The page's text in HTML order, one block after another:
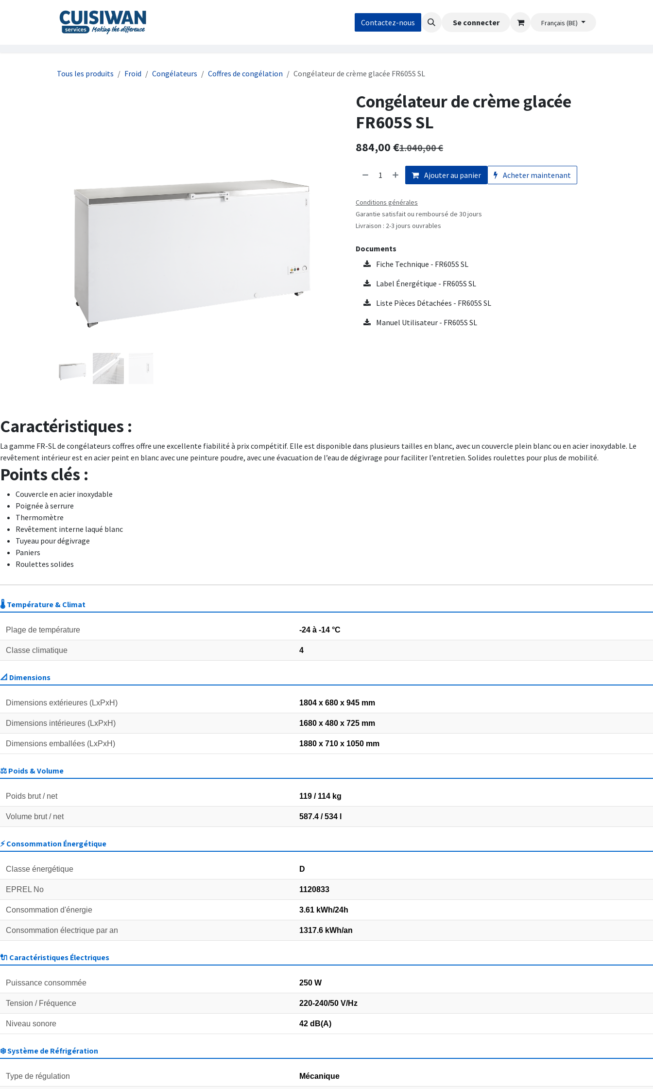
Contact / Demande de devis Boutique
Contactez-nous Se connecter Français (BE)
Tous les produits Froid Congélateurs Coffres de congélation Congélateur de crème glacée FR605S SL
Congélateur de crème glacée
FR605S SL
884,00€1.040,00€
Ajouter au panier Acheter maintenant
Conditions générales
Garantie satisfait ou remboursé de 30 jours
Livraison : 2-3 jours ouvrables
Documents
Fiche Technique - FR605S SL
Label Énergétique - FR605S SL
Liste Pièces Détachées - FR605S SL
Manuel Utilisateur - FR605S SL
Caractéristiques :
La gamme FR-SL de congélateurs coffres offre une excellente fiabilité à prix compétitif. Elle est disponible dans plusieurs tailles en blanc, avec un couvercle plein blanc ou en acier inoxydable. Le
revêtement intérieur est en acier peint en blanc avec une peinture poudre, avec une évacuation de l’eau de dégivrage pour faciliter l’entretien. Solides roulettes pour plus de mobilité.
Points clés :
Couvercle en acier inoxydable
Poignée à serrure
Thermomètre
Revêtement interne laqué blanc
Tuyeau pour dégivrage
Paniers
Roulettes solides
🌡️ Température & Climat
Plage de température -24 à -14 °C
Classe climatique 4
📐 Dimensions
Dimensions extérieures (LxPxH) 1804 x 680 x 945 mm
Dimensions intérieures (LxPxH) 1680 x 480 x 725 mm
Dimensions emballées (LxPxH) 1880 x 710 x 1050 mm
⚖️ Poids & Volume
Poids brut / net 119 / 114 kg
Volume brut / net 587.4 / 534 l
⚡ Consommation Énergétique
Classe énergétique D
EPREL No 1120833
Consommation d'énergie 3.61 kWh/24h
Consommation électrique par an 1317.6 kWh/an
🔌 Caractéristiques Électriques
Puissance consommée 250 W
Tension / Fréquence 220-240/50 V/Hz
Niveau sonore 42 dB(A)
❄️ Système de Réfrigération
Type de régulation Mécanique